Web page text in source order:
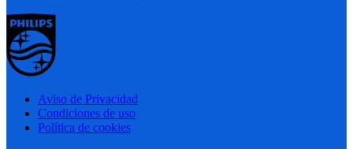
Aviso de Privacidad
Condiciones de uso
Política de cookies